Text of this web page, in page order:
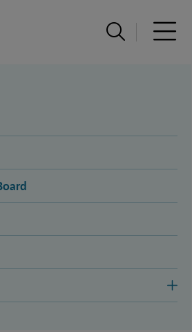
Suchleiste